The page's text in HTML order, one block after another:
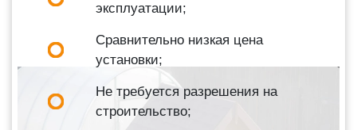
эксплуатации;
Сравнительно низкая цена
установки;
Не требуется разрешения на
строительство;